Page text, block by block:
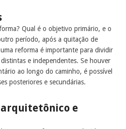
Qual é o objetivo primário, e o
período, após a quitação de
reforma é importante para dividir
e independentes. Se houver
ao longo do caminho, é possível
posteriores e secundárias.
e